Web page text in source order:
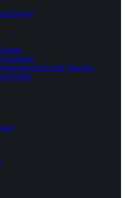
Beauty
und Vitamine
Spiele